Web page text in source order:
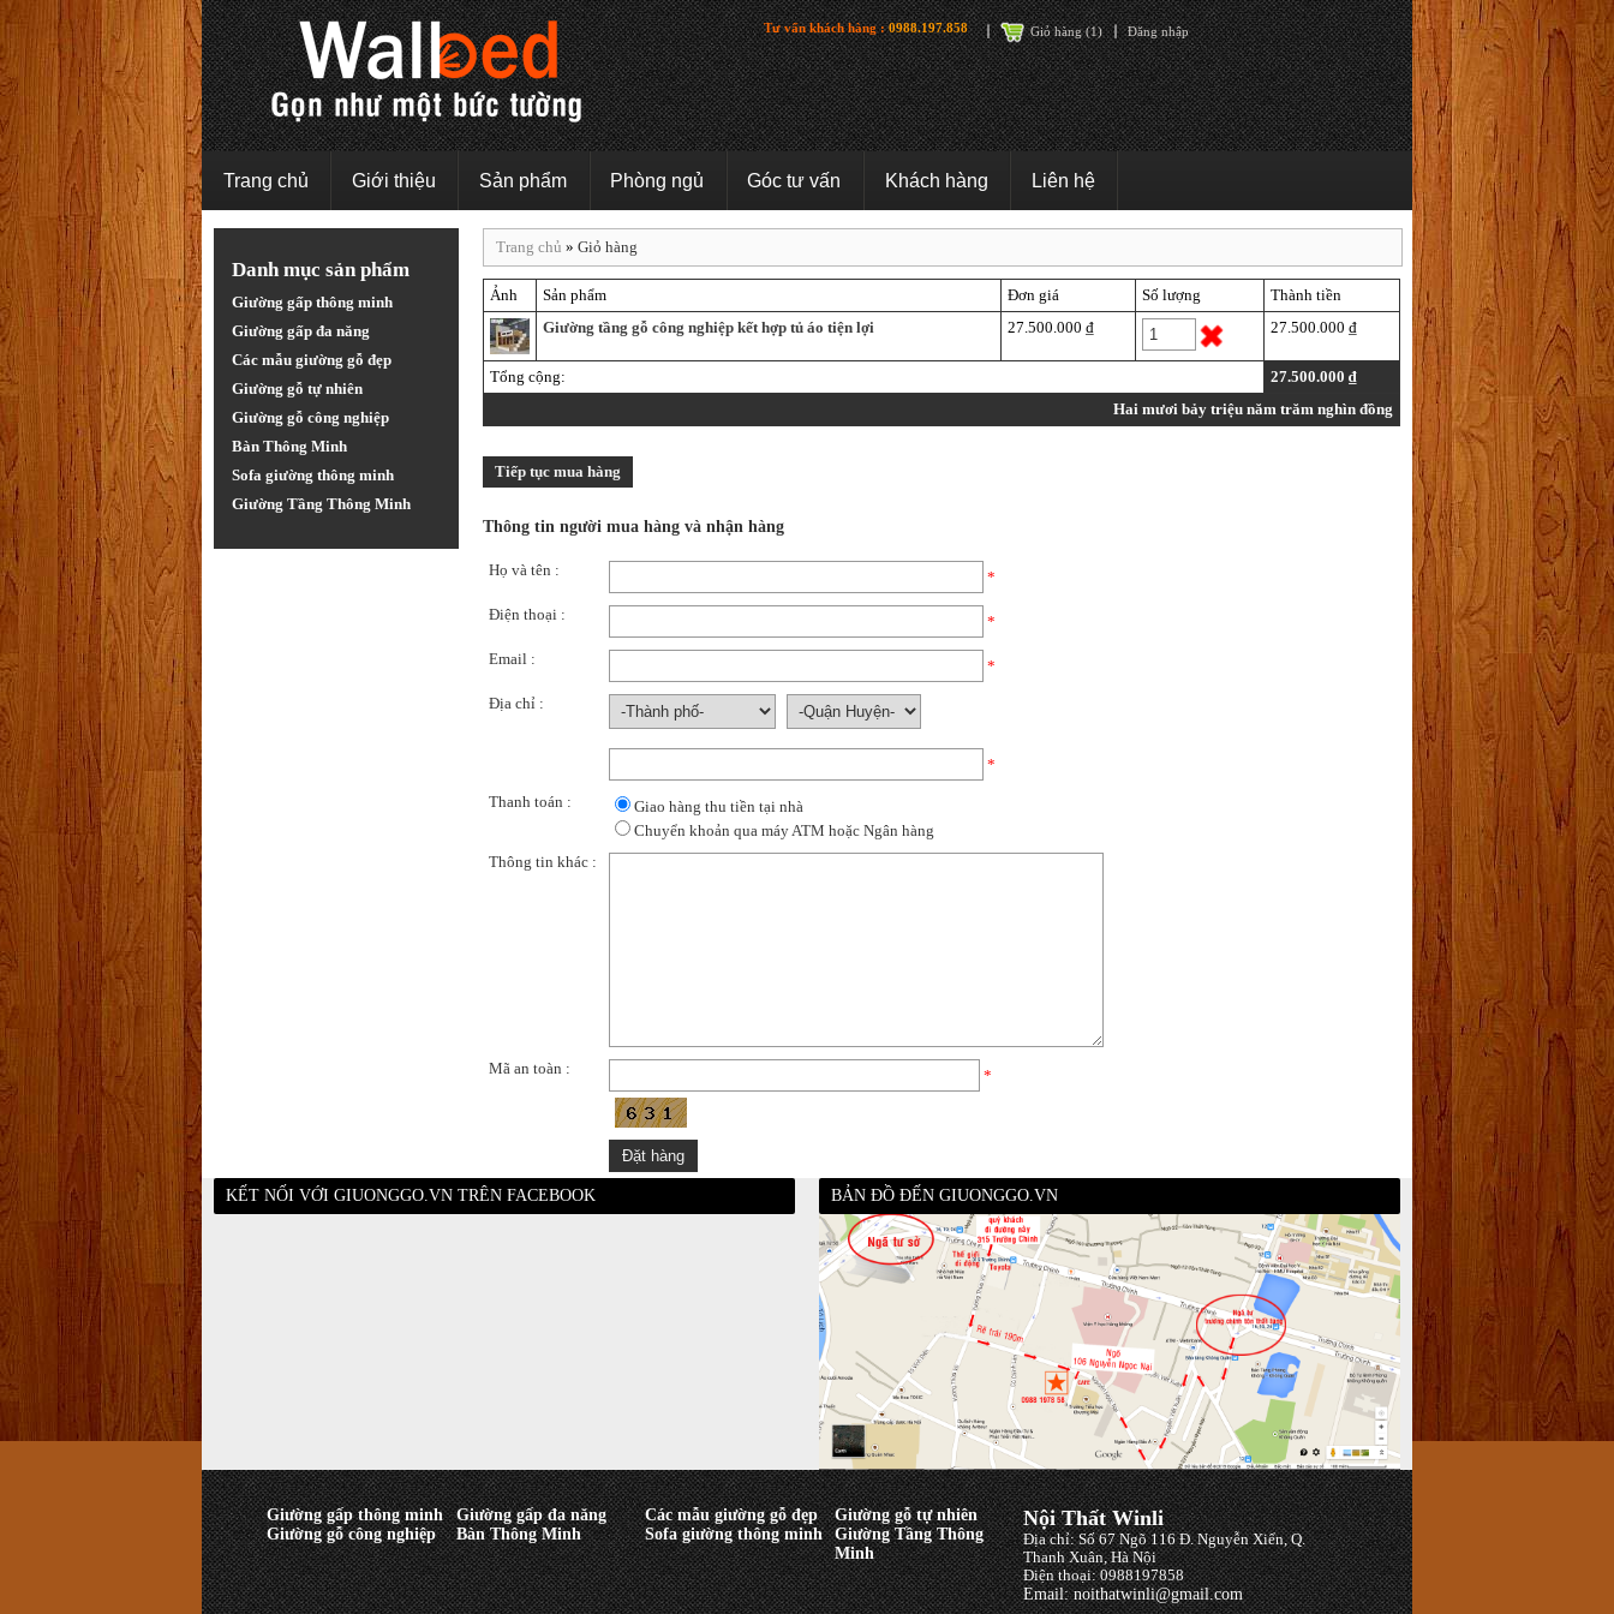
Tư vấn khách hàng :0988.197.858 Giỏ hàng (1) Đăng nhập
Trang chủ Giới thiệu Sản phẩm Phòng ngủ Góc tư vấn Khách hàng Liên hệ
Danh mục sản phẩm
Giường gấp thông minh
Giường gấp đa năng
Các mẫu giường gỗ đẹp
Giường gỗ tự nhiên
Giường gỗ công nghiệp
Bàn Thông Minh
Sofa giường thông minh
Giường Tầng Thông Minh
Trang chủ » Giỏ hàng
Ảnh Sản phẩm Đơn giá Số lượng
Thành tiền
Giường tầng gỗ công nghiệp kết hợp tủ áo tiện lợi
27.500.000 ₫ 27.500.000 ₫
Tổng cộng:
27.500.000 ₫
Hai mươi bảy triệu năm trăm nghìn đồng
Tiếp tục mua hàng
Thông tin người mua hàng và nhận hàng
Họ và tên : *
Điện thoại : *
Email : *
Địa chỉ :
*
Thanh toán :
Giao hàng thu tiền tại nhà
Chuyển khoản qua máy ATM hoặc Ngân hàng
Thông tin khác :
Mã an toàn : *
KẾT NỐI VỚI GIUONGGO.VN TRÊN FACEBOOK BẢN ĐỒ ĐẾN GIUONGGO.VN
Giường gấp thông minh Giường gấp đa năng Các mẫu giường gỗ đẹp
Giường gỗ tự nhiên
Giường gỗ công nghiệp
Bàn Thông Minh Sofa giường thông minh
Giường Tầng Thông
Minh
Nội Thất Winli
Địa chỉ: Số 67 Ngõ 116 Đ. Nguyễn Xiển, Q.
Thanh Xuân, Hà Nội
Điện thoại: 0988197858
Email: noithatwinli@gmail.com